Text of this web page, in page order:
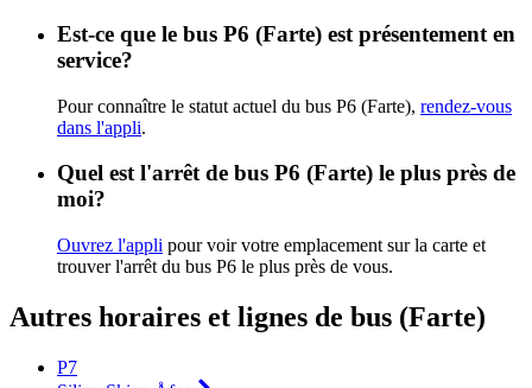
Est-ce que le bus P6 (Farte) est présentement en
service?
Pour connaître le statut actuel du bus P6 (Farte), rendez-vous
dans l'appli.
Quel est l'arrêt de bus P6 (Farte) le plus près de
moi?
Ouvrez l'appli pour voir votre emplacement sur la carte et
trouver l'arrêt du bus P6 le plus près de vous.
Autres horaires et lignes de bus (Farte)
P7